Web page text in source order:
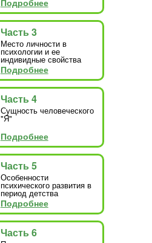
Часть 3
Место личности в
психологии и ее
индивидные свойства
Подробнее
Часть 4
Сущность человеческого
"Я"
Подробнее
Часть 5
Особенности
психического развития в
период детства
Подробнее
Часть 6